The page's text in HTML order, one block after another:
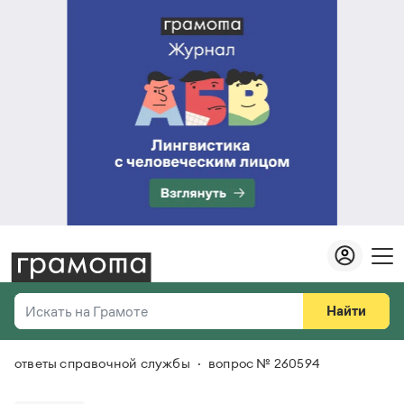
Искать на Грамоте
Справочная служба
Найти
Везде
ответы справочной службы вопрос № 260594